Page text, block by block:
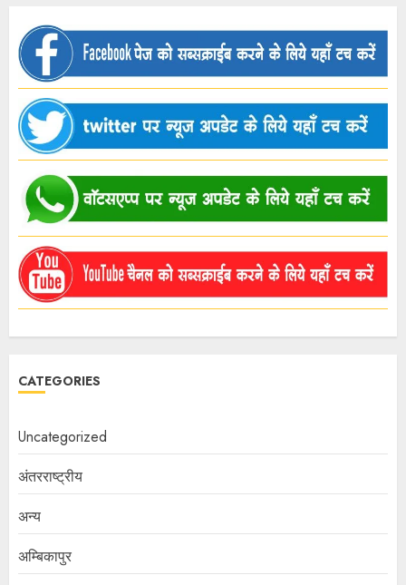
CATEGORIES
Uncategorized
अंतरराष्ट्रीय
अन्य
अम्बिकापुर